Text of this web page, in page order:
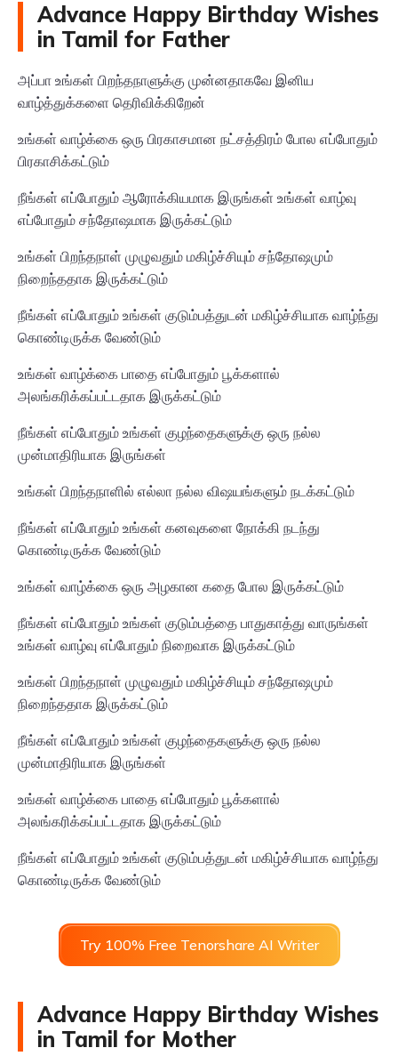
Advance Happy Birthday Wishes
in Tamil for Father
அப்பா உங்கள் பிறந்தநாளுக்கு முன்னதாகவே இனிய
வாழ்த்துக்களை தெரிவிக்கிறேன்
உங்கள் வாழ்க்கை ஒரு பிரகாசமான நட்சத்திரம் போல எப்போதும்
பிரகாசிக்கட்டும்
நீங்கள் எப்போதும் ஆரோக்கியமாக இருங்கள் உங்கள் வாழ்வு
எப்போதும் சந்தோஷமாக இருக்கட்டும்
உங்கள் பிறந்தநாள் முழுவதும் மகிழ்ச்சியும் சந்தோஷமும்
நிறைந்ததாக இருக்கட்டும்
நீங்கள் எப்போதும் உங்கள் குடும்பத்துடன் மகிழ்ச்சியாக வாழ்ந்து
கொண்டிருக்க வேண்டும்
உங்கள் வாழ்க்கை பாதை எப்போதும் பூக்களால்
அலங்கரிக்கப்பட்டதாக இருக்கட்டும்
நீங்கள் எப்போதும் உங்கள் குழந்தைகளுக்கு ஒரு நல்ல
முன்மாதிரியாக இருங்கள்
உங்கள் பிறந்தநாளில் எல்லா நல்ல விஷயங்களும் நடக்கட்டும்
நீங்கள் எப்போதும் உங்கள் கனவுகளை நோக்கி நடந்து
கொண்டிருக்க வேண்டும்
உங்கள் வாழ்க்கை ஒரு அழகான கதை போல இருக்கட்டும்
நீங்கள் எப்போதும் உங்கள் குடும்பத்தை பாதுகாத்து வாருங்கள்
உங்கள் வாழ்வு எப்போதும் நிறைவாக இருக்கட்டும்
உங்கள் பிறந்தநாள் முழுவதும் மகிழ்ச்சியும் சந்தோஷமும்
நிறைந்ததாக இருக்கட்டும்
நீங்கள் எப்போதும் உங்கள் குழந்தைகளுக்கு ஒரு நல்ல
முன்மாதிரியாக இருங்கள்
உங்கள் வாழ்க்கை பாதை எப்போதும் பூக்களால்
அலங்கரிக்கப்பட்டதாக இருக்கட்டும்
நீங்கள் எப்போதும் உங்கள் குடும்பத்துடன் மகிழ்ச்சியாக வாழ்ந்து
கொண்டிருக்க வேண்டும்
Try 100% Free Tenorshare AI Writer
Advance Happy Birthday Wishes
in Tamil for Mother